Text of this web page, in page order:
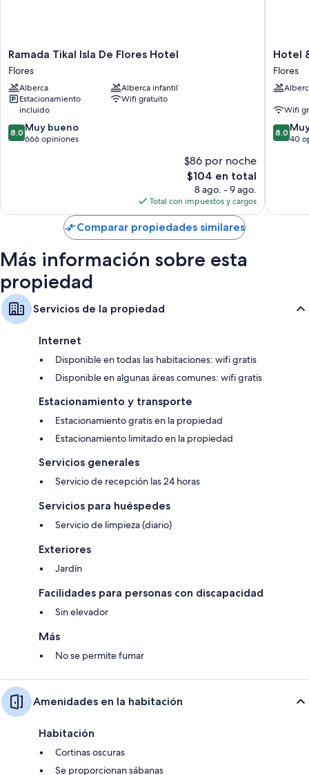
Ramada
Tikal
Isla
De
Flores
Hotel
Flores
Ramada Tikal Isla De Flores Hotel
Flores
Alberca
Alberca infantil
Estacionamiento
incluido
Wifi gratuito
8.0
de
8.0 Muy bueno
666 opiniones
$86 por noche
El
precio
actual
es
de
$104
$104 en total
8 ago. - 9 ago.
Total con impuestos y cargos
Hotel
&
Brunch
Lirio
los
Valles
Flores
Hotel
Flores
Wifi
8.0
de
8.0
40
Comparar propiedades similares
Más información sobre esta
propiedad
Servicios de la propiedad
Internet
Disponible en todas las habitaciones: wifi gratis
Disponible en algunas áreas comunes: wifi gratis
Estacionamiento y transporte
Estacionamiento gratis en la propiedad
Estacionamiento limitado en la propiedad
Servicios generales
Servicio de recepción las 24 horas
Servicios para huéspedes
Servicio de limpieza (diario)
Exteriores
Jardín
Facilidades para personas con discapacidad
Sin elevador
Más
No se permite fumar
Amenidades en la habitación
Habitación
Cortinas oscuras
Se proporcionan sábanas